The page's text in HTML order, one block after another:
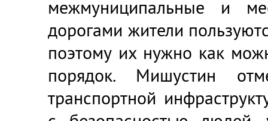
межмуниципальные и
дорогами жители
поэтому их нужно как
порядок. Мишустин
транспортной